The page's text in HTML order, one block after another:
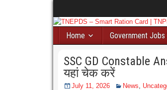
Home Government Jobs
SSC GD Constable
यहां चेक करें
July 11, 2026 News,